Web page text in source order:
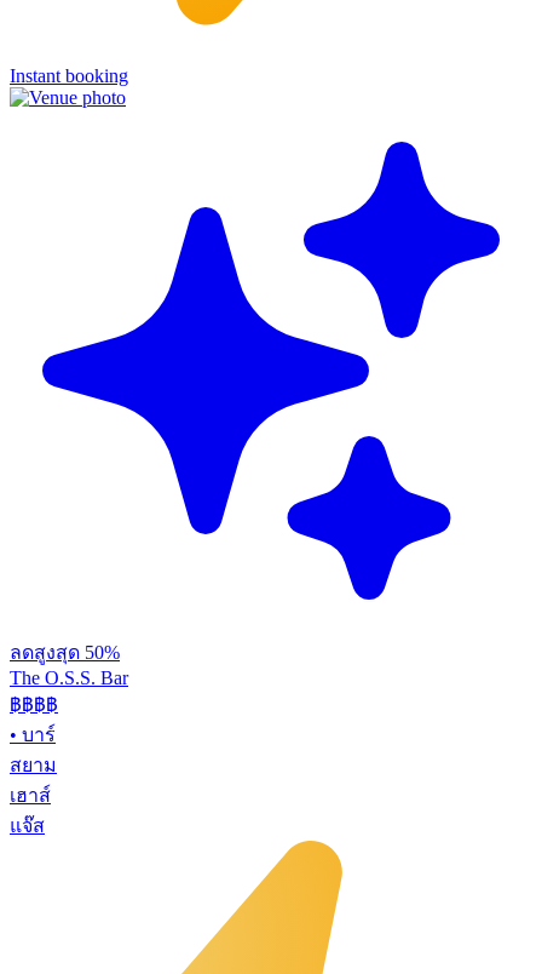
Instant booking
ลดสูงสุด 50%
The O.S.S. Bar
฿฿฿฿
• บาร์
สยาม
เฮาส์
แจ๊ส